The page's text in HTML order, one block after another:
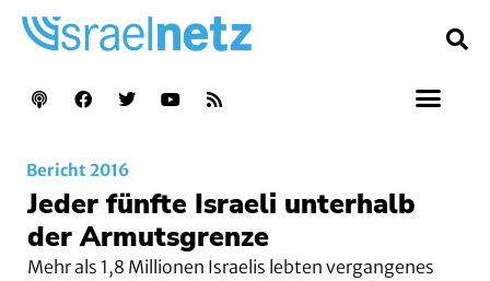
Bericht 2016
Jeder fünfte Israeli unterhalb
der Armutsgrenze
Mehr als 1,8 Millionen Israelis lebten vergangenes